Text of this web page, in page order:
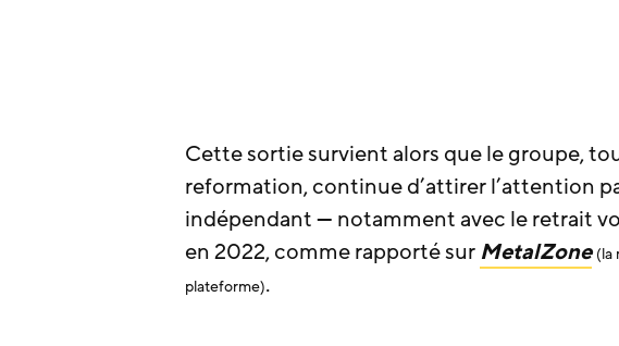
Cette sortie survient alors que le groupe,
reformation, continue d’attirer l’attention
indépendant — notamment avec le retrait
en 2022, comme rapporté sur MetalZone (la
plateforme).